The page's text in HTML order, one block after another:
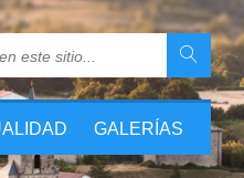
GALERÍAS